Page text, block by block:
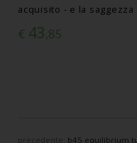
acquisito - e la
€ 43,85
precedente: b45 equilibrium